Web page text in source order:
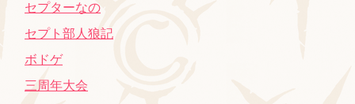
セプターなの
セプト部人狼記
ボドゲ
三周年大会